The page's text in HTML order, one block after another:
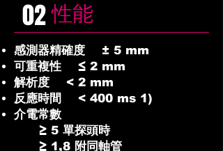
02 性能
感測器精確度 ± 5 mm
可重複性 ≤ 2 mm
解析度 < 2 mm
反應時間 < 400 ms 1)
介電常數
≥ 5 單探頭時
≥ 1,8 附同軸管